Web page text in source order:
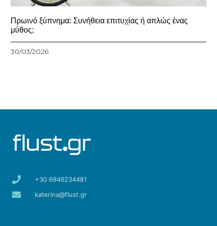
Πρωινό ξύπνημα: Συνήθεια επιτυχίας ή απλώς ένας
μύθος;
30/03/2026
+30 6946234481
katerina@flust.gr